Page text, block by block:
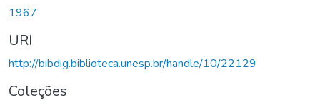
1967
URI
http://bibdig.biblioteca.unesp.br/handle/10/22129
Coleções